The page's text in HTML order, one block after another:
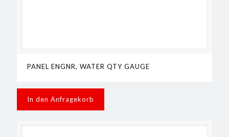
PANEL ENGNR, WATER QTY GAUGE
In den Anfragekorb